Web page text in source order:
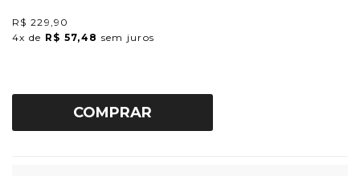
R$ 229,90
4x de R$ 57,48 sem juros
COMPRAR